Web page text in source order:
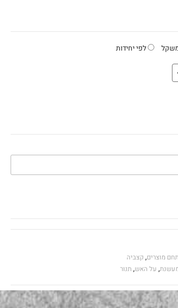
לפי יחידות
מוצרים, קצביה
, על האש, תנור